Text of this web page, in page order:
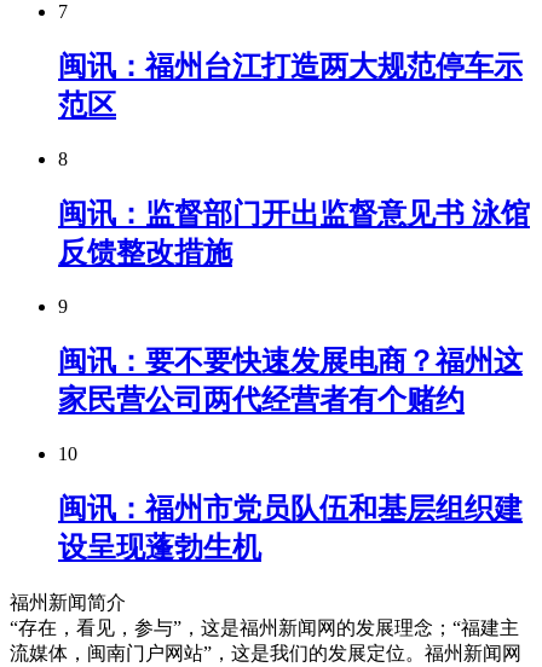
7
闽讯：​福州台江打造两大规范停车示
范区
8
闽讯：监督部门开出监督意见书 泳馆
反馈整改措施
9
闽讯：要不要快速发展电商？福州这
家民营公司两代经营者有个赌约
10
闽讯：福州市党员队伍和基层组织建
设呈现蓬勃生机
福州新闻简介
“存在，看见，参与”，这是福州新闻网的发展理念；“福建主
流媒体，闽南门户网站”，这是我们的发展定位。福州新闻网